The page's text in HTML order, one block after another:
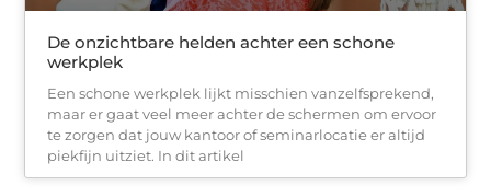
De onzichtbare helden achter een schone
werkplek
Een schone werkplek lijkt misschien vanzelfsprekend,
maar er gaat veel meer achter de schermen om ervoor
te zorgen dat jouw kantoor of seminarlocatie er altijd
piekfijn uitziet. In dit artikel